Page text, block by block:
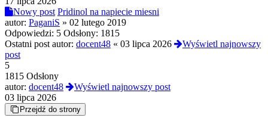
Nowy post Pridinol na napiecie miesni
autor: PaganiS » 02 lutego 2019
Odpowiedzi: 5 Odsłony: 1815
Ostatni post autor: docent48 « 03 lipca 2026
Wyświetl najnowszy
post
5
1815 Odsłony
autor: docent48
Wyświetl najnowszy post
03 lipca 2026
Przejdź do strony